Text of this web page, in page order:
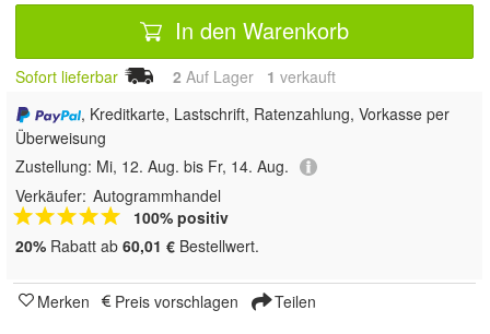
In den Warenkorb
Sofort lieferbar 2 Auf Lager 1 verkauft
, Kreditkarte, Lastschrift, Ratenzahlung, Vorkasse per
Überweisung
Zustellung: Mi, 12. Aug. bis Fr, 14. Aug.
Verkäufer: Autogrammhandel
100% positiv
20% Rabatt ab 60,01 € Bestellwert.
Merken Preis vorschlagen Teilen